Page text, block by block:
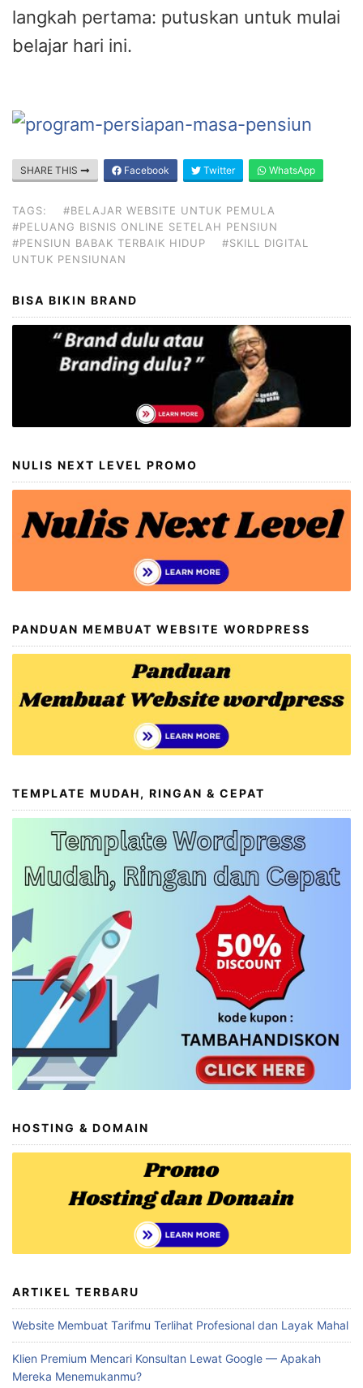
langkah pertama: putuskan untuk mulai
belajar hari ini.
SHARE THIS Facebook Twitter WhatsApp
TAGS:
#BELAJAR WEBSITE UNTUK PEMULA
#PELUANG BISNIS ONLINE SETELAH PENSIUN
#PENSIUN BABAK TERBAIK HIDUP
#SKILL DIGITAL
UNTUK PENSIUNAN
BISA BIKIN BRAND
NULIS NEXT LEVEL PROMO
PANDUAN MEMBUAT WEBSITE WORDPRESS
TEMPLATE MUDAH, RINGAN & CEPAT
HOSTING & DOMAIN
ARTIKEL TERBARU
Website Membuat Tarifmu Terlihat Profesional dan Layak Mahal
Klien Premium Mencari Konsultan Lewat Google — Apakah
Mereka Menemukanmu?